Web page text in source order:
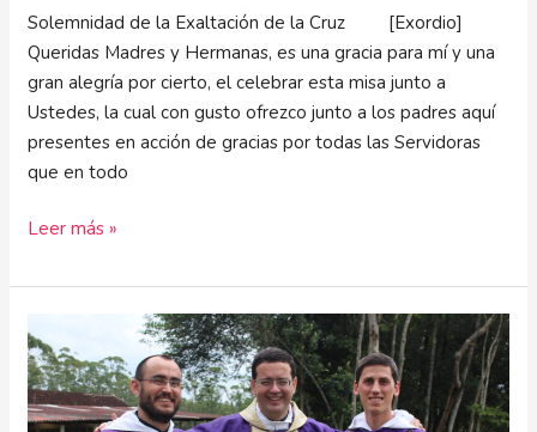
Solemnidad de la Exaltación de la Cruz [Exordio]
Queridas Madres y Hermanas, es una gracia para mí y una
gran alegría por cierto, el celebrar esta misa junto a
Ustedes, la cual con gusto ofrezco junto a los padres aquí
presentes en acción de gracias por todas las Servidoras
que en todo
Leer más »
Inauguración
del
Monasterio
en